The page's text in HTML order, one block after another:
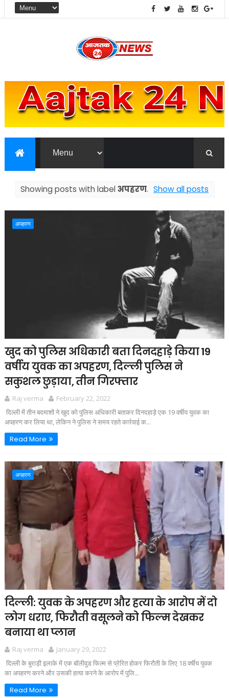
Showing posts with label अपहरण. Show all posts
अपहरण
खुद को पुलिस अधिकारी बता दिनदहाड़े किया 19
वर्षीय युवक का अपहरण, दिल्ली पुलिस ने
सकुशल छुड़ाया, तीन गिरफ्तार
Raj verma
February 22, 2022
दिल्ली में तीन बदमाशों ने खुद को पुलिस अधिकारी बताकर दिनदहाड़े एक 19 वर्षीय युवक का
अपहरण कर लिया था, लेकिन ने पुलिस ने समय रहते कार्रवाई क...
Read More
अपहरण
दिल्ली: युवक के अपहरण और हत्या के आरोप में दो
लोग धराए, फिरौती वसूलने को फिल्म देखकर
बनाया था प्लान
Raj verma
January 29, 2022
दिल्ली के बुराड़ी इलाके में एक बॉलीवुड फिल्म से प्रेरित होकर फिरौती के लिए 18 वर्षीय युवक
का अपहरण करने और उसकी हत्या करने के आरोप में पुलि...
Read More